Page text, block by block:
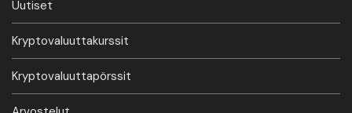
Uutiset
Kryptovaluuttakurssit
Kryptovaluuttapörssit